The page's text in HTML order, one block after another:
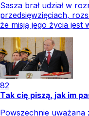
Sasza brał udział w
przedsięwzięciach,
że misją jego życia jest
82
Tak cię piszą, jak im
Powszechnie uważana